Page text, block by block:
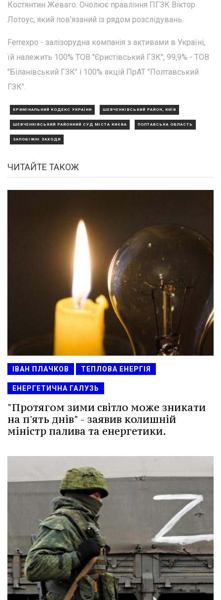
Костянтин Жеваго. Очолює правління ПГЗК Віктор
Лотоус, який пов'язаний із рядом розслідувань.
Ferrexpo - залізорудна компанія з активами в Україні,
їй належить 100% ТОВ "Єристівський ГЗК", 99,9% - ТОВ
"Біланівський ГЗК" і 100% акцій ПрАТ "Полтавський
ГЗК".
КРИМІНАЛЬНИЙ КОДЕКС УКРАЇНИ ШЕВЧЕНКІВСЬКИЙ РАЙОН, КИЇВ
ШЕВЧЕНКІВСЬКИЙ РАЙОННИЙ СУД МІСТА КИЄВА ПОЛТАВСЬКА ОБЛАСТЬ
ЗАПОБІЖНІ ЗАХОДИ
ЧИТАЙТЕ ТАКОЖ
ІВАН ПЛАЧКОВ ТЕПЛОВА ЕНЕРГІЯ
ЕНЕРГЕТИЧНА ГАЛУЗЬ
"Протягом зими світло може зникати
на п'ять днів" - заявив колишній
міністр палива та енергетики.